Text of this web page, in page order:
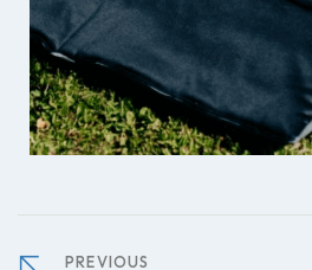
PREVIOUS